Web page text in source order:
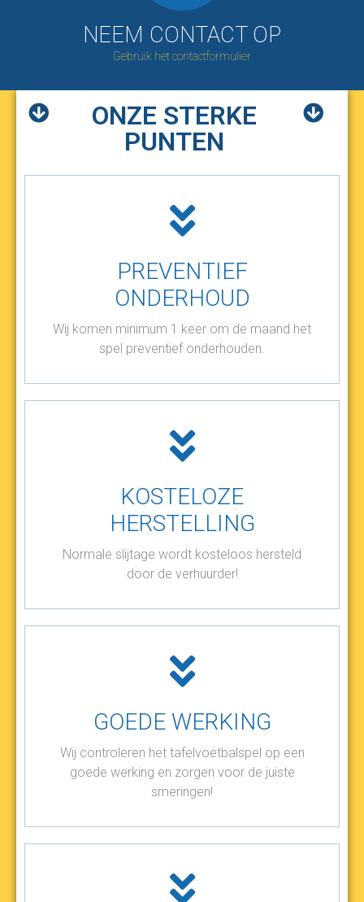
NEEM CONTACT OP
Gebruik het contactformulier
ONZE STERKE
PUNTEN
PREVENTIEF
ONDERHOUD
Wij komen minimum 1 keer om de maand het
spel preventief onderhouden.
KOSTELOZE
HERSTELLING
Normale slijtage wordt kosteloos hersteld
door de verhuurder!
GOEDE WERKING
Wij controleren het tafelvoetbalspel op een
goede werking en zorgen voor de juiste
smeringen!